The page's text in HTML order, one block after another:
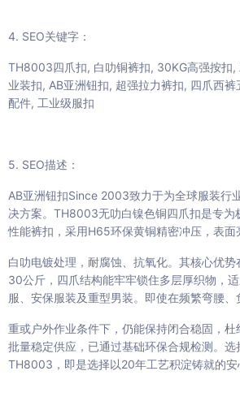
4. SEO关键字：
TH8003四爪扣, 白叻铜裤扣, 30KG高强按扣,
业装扣, AB亚洲钮扣, 超强拉力裤扣, 四爪西
配件, 工业级服扣
5. SEO描述：
AB亚洲钮扣Since 2003致力于为全球服装行
决方案。TH8003无叻白镍色铜四爪扣是专为
性能裤扣，采用H65环保黄铜精密冲压，表面
白叻电镀处理，耐腐蚀、抗氧化。其核心优
30公斤，四爪结构能牢牢锁住多层厚织物，
服、安保服装及重型男装。即使在频繁弯腰、
重或户外作业条件下，仍能保持闭合稳固，
批量稳定供应，已通过基础环保合规检测。选
TH8003，即是选择以20年工艺积淀铸就的安